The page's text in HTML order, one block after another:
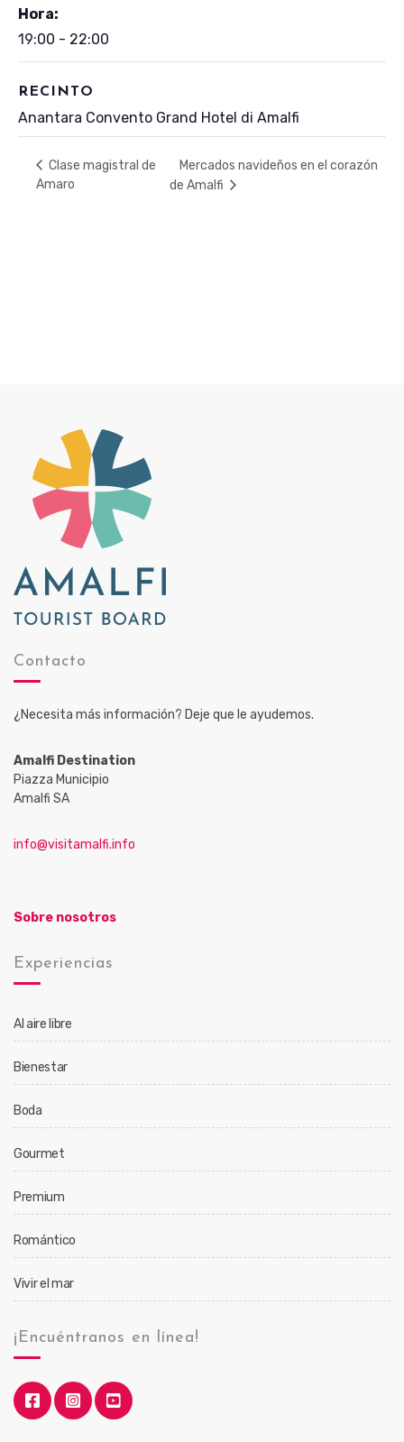
Hora:
19:00 - 22:00
RECINTO
Anantara Convento Grand Hotel di Amalfi
Clase magistral de
Amaro
Mercados navideños en el corazón
de Amalfi
Contacto
¿Necesita más información? Deje que le ayudemos.
Amalfi Destination
Piazza Municipio
Amalfi SA
info@visitamalfi.info
Sobre nosotros
Experiencias
Al aire libre
Bienestar
Boda
Gourmet
Premium
Romántico
Vivir el mar
¡Encuéntranos en línea!